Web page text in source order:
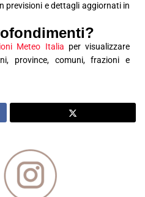
previsioni e dettagli aggiornati in
Meteo Italia per visualizzare
province, comuni, frazioni e